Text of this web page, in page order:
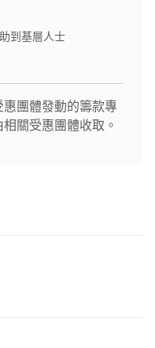
到基層人士
團體發動的籌款專
關受惠團體收取。